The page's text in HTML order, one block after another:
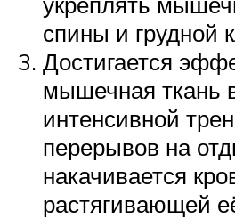
спины и грудной
Достигается
мышечная ткань
интенсивной
перерывов на
накачивается
растягивающей